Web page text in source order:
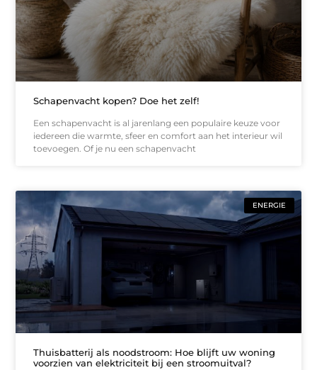
Schapenvacht kopen? Doe het zelf!
Een schapenvacht is al jarenlang een populaire keuze voor
iedereen die warmte, sfeer en comfort aan het interieur wil
toevoegen. Of je nu een schapenvacht
ENERGIE
Thuisbatterij als noodstroom: Hoe blijft uw woning
voorzien van elektriciteit bij een stroomuitval?